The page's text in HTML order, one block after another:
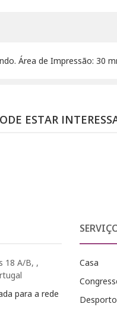
Área de Impressão: 30
ESTAR
18 A/B, ,
para a rede
Casa
Desporto